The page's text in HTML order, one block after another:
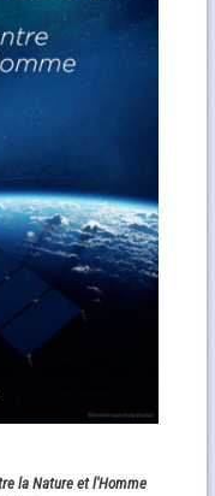
la Nature et l'Homme